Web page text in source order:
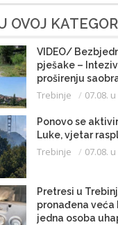
OVOJ
VIDEO/
pješake –
proširenju
Trebinje 07.08.
Ponovo se
Luke, vjetar
Trebinje 07.08.
Pretresi u
pronađena veća
jedna osoba